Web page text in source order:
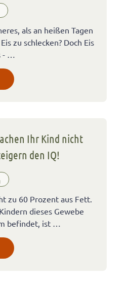
als an heißen Tagen
zu schlecken? Doch Eis
…
Ihr Kind nicht
den IQ!
zu 60 Prozent aus Fett.
dieses Gewebe
befindet, ist …